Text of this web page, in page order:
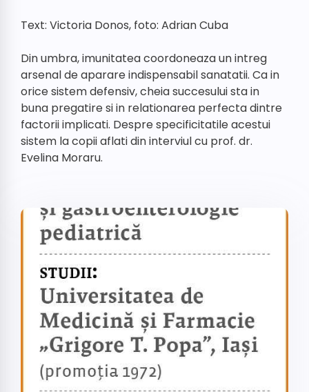
Text: Victoria Donos, foto: Adrian Cuba
Din umbra, imunitatea coordoneaza un intreg
arsenal de aparare indispensabil sanatatii. Ca in
orice sistem defensiv, cheia succesului sta in
buna pregatire si in relationarea perfecta dintre
factorii implicati. Despre specificitatile acestui
sistem la copii aflati din interviul cu prof. dr.
Evelina Moraru.